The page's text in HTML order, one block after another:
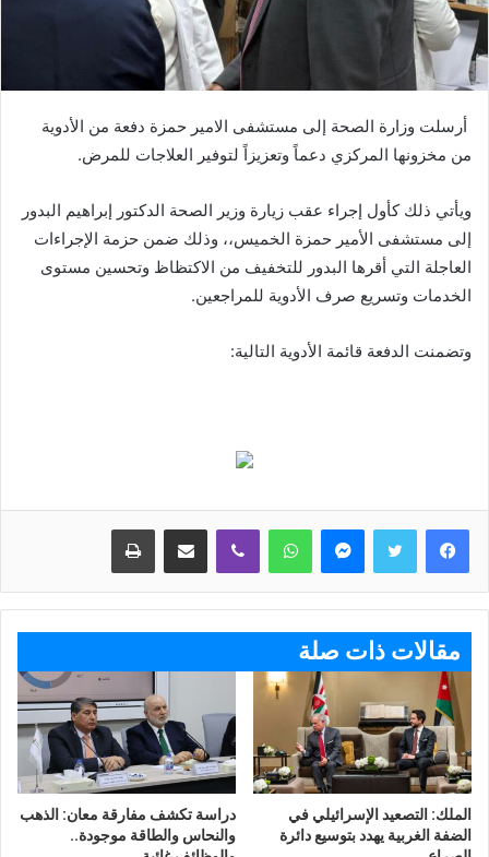
أرسلت وزارة الصحة إلى مستشفى الامير حمزة دفعة من الأدوية
من مخزونها المركزي دعماً وتعزيزاً لتوفير العلاجات للمرض.
ويأتي ذلك كأول إجراء عقب زيارة وزير الصحة الدكتور إبراهيم البدور
إلى مستشفى الأمير حمزة الخميس،، وذلك ضمن حزمة الإجراءات
العاجلة التي أقرها البدور للتخفيف من الاكتظاظ وتحسين مستوى
الخدمات وتسريع صرف الأدوية للمراجعين.
وتضمنت الدفعة قائمة الأدوية التالية:
ماسنجر واتساب ڤايبر مشاركة عبر البريد طباعة
مقالات ذات صلة
الملك: التصعيد الإسرائيلي في
الضفة الغربية يهدد بتوسيع دائرة
دراسة تكشف مفارقة معان: الذهب
والنحاس والطاقة موجودة..